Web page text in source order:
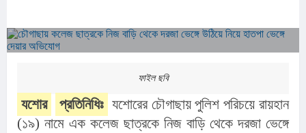
ফাইল ছবি
যশোর প্রতিনিধিঃ যশোরের চৌগাছায় পুলিশ পরিচয়ে রায়হান
(১৯) নামে এক কলেজ ছাত্রকে নিজ বাড়ি থেকে দরজা ভেঙ্গে